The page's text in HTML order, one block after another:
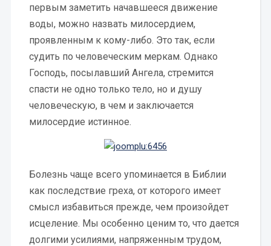
первым заметить начавшееся движение
воды, можно назвать милосердием,
проявленным к кому-либо. Это так, если
судить по человеческим меркам. Однако
Господь, посылавший Ангела, стремится
спасти не одно только тело, но и душу
человеческую, в чем и заключается
милосердие истинное.
Болезнь чаще всего упоминается в Библии
как последствие греха, от которого имеет
смысл избавиться прежде, чем произойдет
исцеление. Мы особенно ценим то, что дается
долгими усилиями, напряженным трудом,